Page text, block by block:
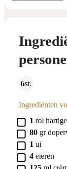
6 st.
Ingrediënten
▢
1 rol
▢
80 gr
▢
1 ui
▢
4 eieren
▢